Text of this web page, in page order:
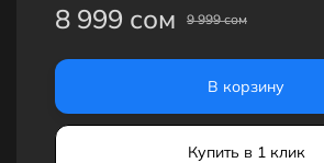
8 999 сом 9 999 сом
В корзину
Купить в 1 клик